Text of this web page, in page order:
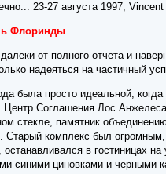
23-27 августа 1997,
Флоринды
от полного отчета и
надеяться на частичный
была просто идеальной,
Соглашения Лос
стекле, памятник
Старый комплекс был
в гостиницах
синими циновками и черными